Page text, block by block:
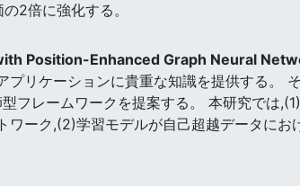
2倍に強化する。
Position-Enhanced Graph Neural
リケーションに貴重な知識を提供する。
フレームワークを提案する。 本研究では
ーク,(2)学習モデルが自己超越データにお